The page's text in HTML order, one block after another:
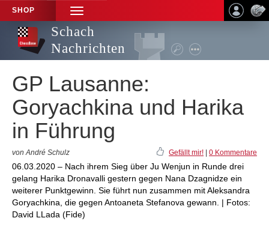
SHOP
TOGGLE
NAVIGATION
Schach
Nachrichten
GP Lausanne:
Goryachkina und Harika
in Führung
von André Schulz Gefällt mir! 0 Kommentare
06.03.2020 – Nach ihrem Sieg über Ju Wenjun in Runde drei
gelang Harika Dronavalli gestern gegen Nana Dzagnidze ein
weiterer Punktgewinn. Sie führt nun zusammen mit Aleksandra
Goryachkina, die gegen Antoaneta Stefanova gewann. | Fotos:
David LLada (Fide)